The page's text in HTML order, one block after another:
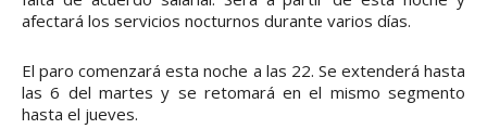
afectará los servicios nocturnos durante varios días.
El paro comenzará esta noche a las 22. Se extenderá hasta
las 6 del martes y se retomará en el mismo segmento
hasta el jueves.